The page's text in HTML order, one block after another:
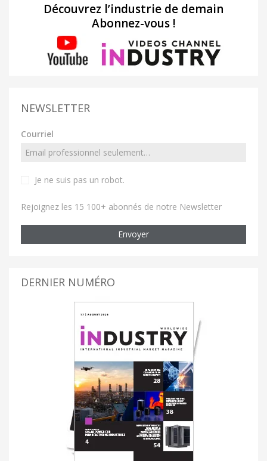
Découvrez l’industrie de demain
Abonnez-vous !
NEWSLETTER
Courriel
Je ne suis pas un robot.
Rejoignez les 15 100+ abonnés de notre Newsletter
Envoyer
DERNIER NUMÉRO